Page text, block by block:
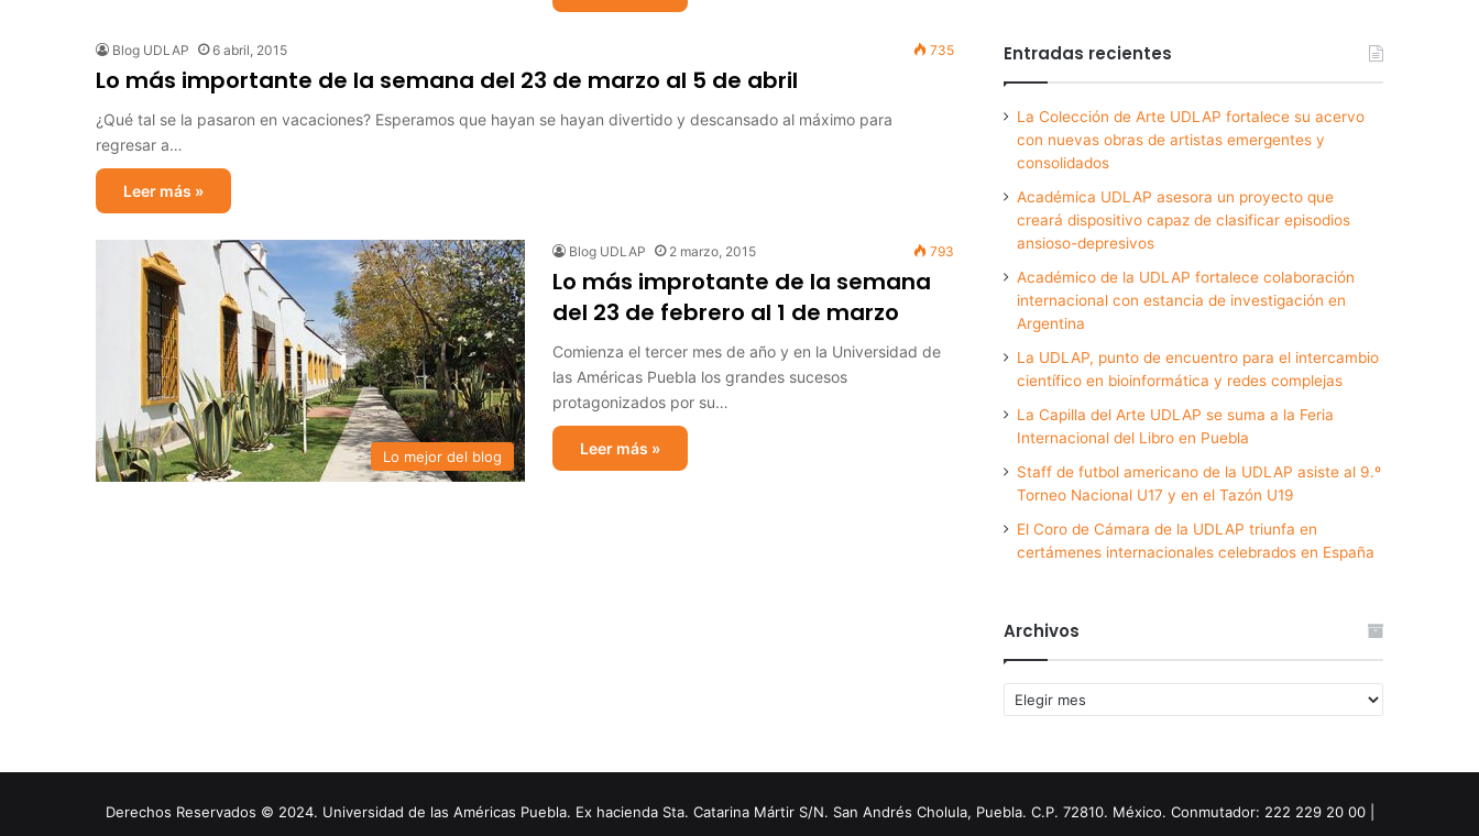
Blog UDLAP 6 abril, 2015 735
Lo más importante de la semana del 23 de marzo al 5 de abril
¿Qué tal se la pasaron en vacaciones? Esperamos que hayan se hayan divertido y descansado al máximo para
regresar a…
Leer más »
Lo mejor del blog
Blog UDLAP 2 marzo, 2015 793
Lo más improtante de la semana
del 23 de febrero al 1 de marzo
Comienza el tercer mes de año y en la Universidad de
las Américas Puebla los grandes sucesos
protagonizados por su…
Leer más »
Entradas recientes
La Colección de Arte UDLAP fortalece su acervo
con nuevas obras de artistas emergentes y
consolidados
Académica UDLAP asesora un proyecto que
creará dispositivo capaz de clasificar episodios
ansioso-depresivos
Académico de la UDLAP fortalece colaboración
internacional con estancia de investigación en
Argentina
La UDLAP, punto de encuentro para el intercambio
científico en bioinformática y redes complejas
La Capilla del Arte UDLAP se suma a la Feria
Internacional del Libro en Puebla
Staff de futbol americano de la UDLAP asiste al 9.º
Torneo Nacional U17 y en el Tazón U19
El Coro de Cámara de la UDLAP triunfa en
certámenes internacionales celebrados en España
Archivos
Archivos
Derechos Reservados © 2024. Universidad de las Américas Puebla. Ex hacienda Sta. Catarina Mártir S/N. San Andrés Cholula, Puebla. C.P. 72810. México. Conmutador: 222 229 20 00 |